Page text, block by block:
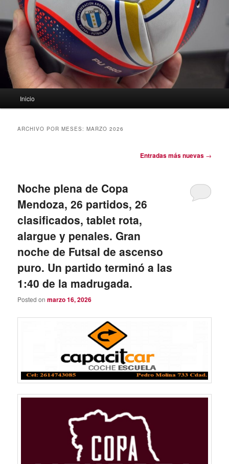
Inicio
ARCHIVO POR MESES:MARZO 2026
Entradas más nuevas →
Noche plena de Copa
Mendoza, 26 partidos, 26
clasificados, tablet rota,
alargue y penales. Gran
noche de Futsal de ascenso
puro. Un partido terminó a las
1:40 de la madrugada.
Posted onmarzo 16, 2026